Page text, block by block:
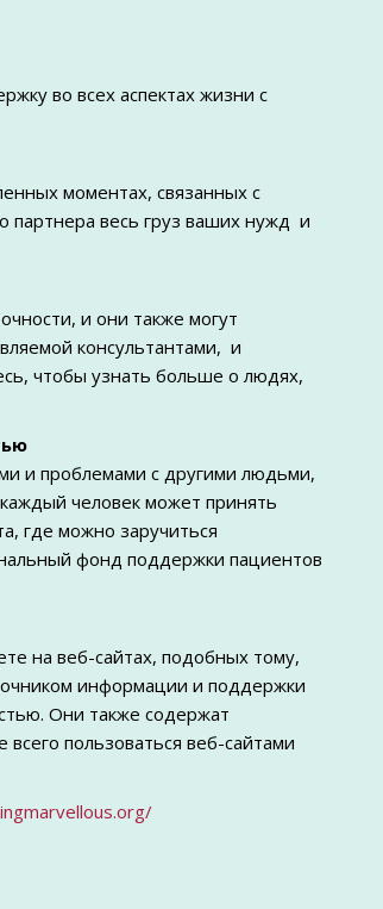
во всех аспектах жизни с
моментах, связанных с
партнера весь груз ваших нужд и
и они также могут
консультантами, и
чтобы узнать больше о людях,
и проблемами с другими людьми,
человек может принять
где можно заручиться
фонд поддержки пациентов
на веб-сайтах, подобных тому,
информации и поддержки
Они также содержат
пользоваться веб-сайтами